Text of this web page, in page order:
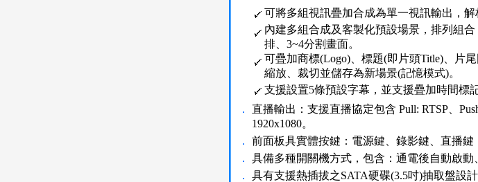
可將多組視訊疊加合成為單一視訊輸出，解
內建多組合成及客製化預設場景，排列組
排、3~4分割畫面。
可疊加商標(Logo)、標題(即片頭Title)、片
縮放、裁切並儲存為新場景(記憶模式)。
支援設置5條預設字幕，並支援疊加時間標記
．
直播輸出：支援直播協定包含 Pull: RTSP、
1920x1080。
．
前面板具實體按鍵：電源鍵、錄影鍵、直播鍵
．
具備多種開關機方式，包含：通電後自動啟動
．
具有支援熱插拔之SATA硬碟(3.5吋)抽取盤設